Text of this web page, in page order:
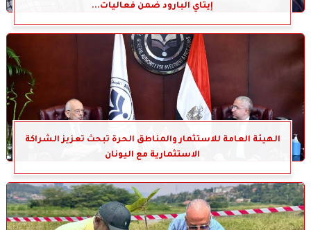
إيتاي البارود ضمن فعاليات...
الهيئة العامة للاستثمار والمناطق الحرة تبحث تعزيز الشراكة
الاستثمارية مع اليونان